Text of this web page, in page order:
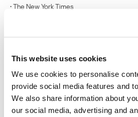
This website uses cookies
We use cookies to personalise
provide social media features and
We also share information about
our social media, advertising and
• The New York Times
https://www.washingtonpost.com/
Lord & Taylor stores” • The Washington
Saks, Lord & Taylor Hit With Data Breach
SECURITY